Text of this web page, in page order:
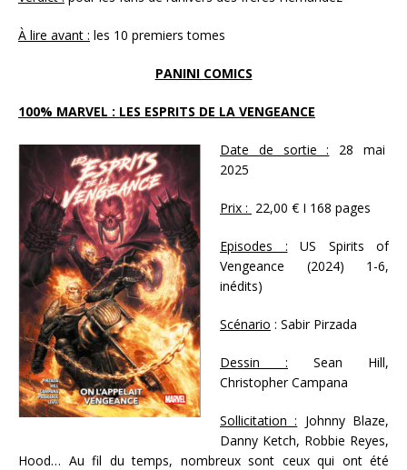
À lire avant : les 10 premiers tomes
PANINI COMICS
100% MARVEL : LES ESPRITS DE LA VENGEANCE
Date de sortie : 28 mai
2025
Prix : 22,00 € I 168 pages
Episodes : US Spirits of
Vengeance (2024) 1-6,
inédits)
Scénario : Sabir Pirzada
Dessin : Sean Hill,
Christopher Campana
Sollicitation : Johnny Blaze,
Danny Ketch, Robbie Reyes,
Hood… Au fil du temps, nombreux sont ceux qui ont été